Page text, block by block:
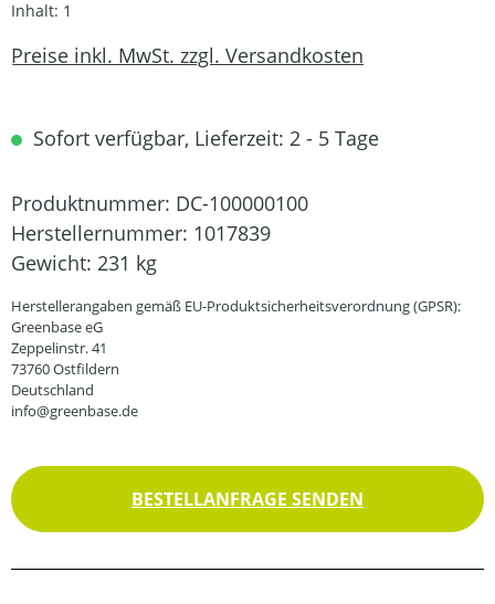
Inhalt: 1
Preise inkl. MwSt. zzgl. Versandkosten
Sofort verfügbar, Lieferzeit: 2 - 5 Tage
Produktnummer: DC-100000100
Herstellernummer: 1017839
Gewicht: 231 kg
Herstellerangaben gemäß EU-Produktsicherheitsverordnung (GPSR):
Greenbase eG
Zeppelinstr. 41
73760 Ostfildern
Deutschland
info@greenbase.de
BESTELLANFRAGE SENDEN